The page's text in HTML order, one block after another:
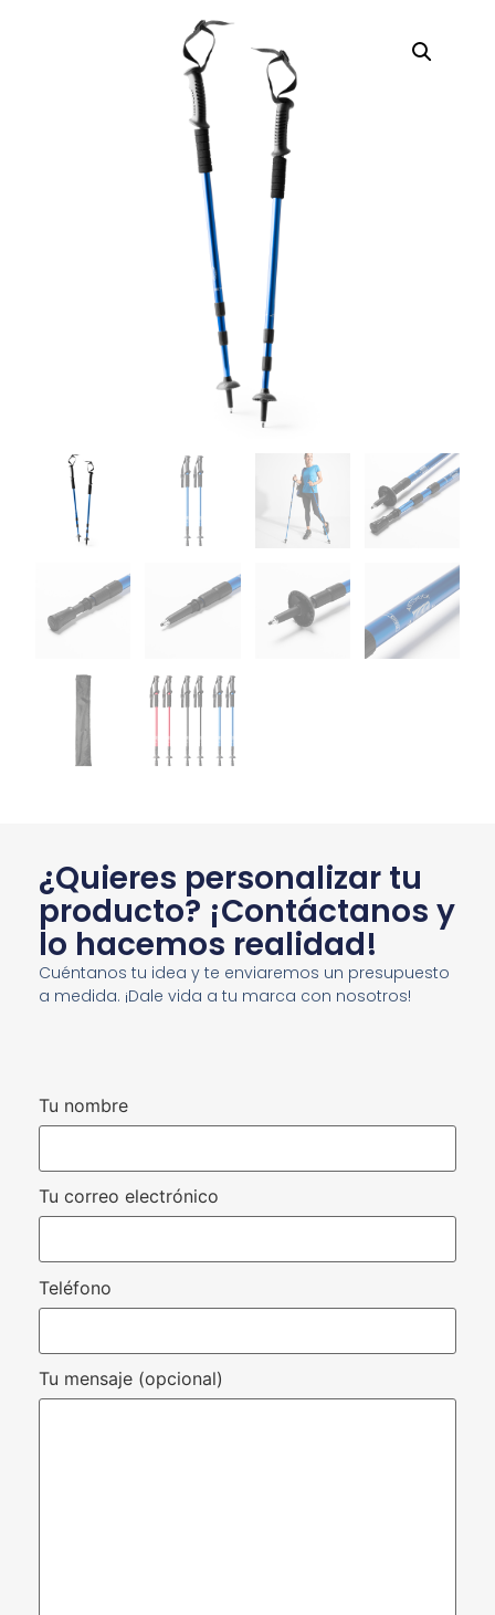
¿Quieres personalizar tu
producto? ¡Contáctanos y
lo hacemos realidad!
Cuéntanos tu idea y te enviaremos un presupuesto
a medida. ¡Dale vida a tu marca con nosotros!
Tu nombre
Tu correo electrónico
Teléfono
Tu mensaje (opcional)